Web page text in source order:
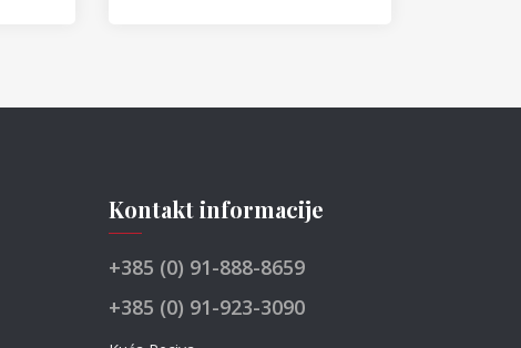
Kontakt informacije
+385 (0) 91-888-8659
+385 (0) 91-923-3090